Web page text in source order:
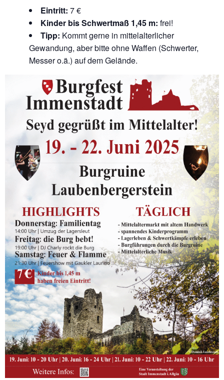
Eintritt: 7 €
Kinder bis Schwertmaß 1,45 m: frei!
Tipp: Kommt gerne in mittelalterlicher
Gewandung, aber bitte ohne Waffen (Schwerter,
Messer o.ä.) auf dem Gelände.